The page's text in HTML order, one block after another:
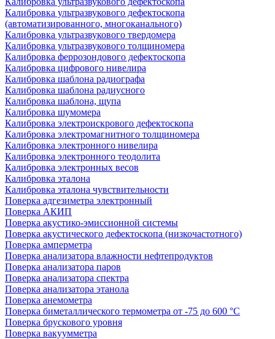
Калибровка ультразвукового дефектоскопа
(автоматизированного, многоканального)
Калибровка ультразвукового твердомера
Калибровка ультразвукового толщиномера
Калибровка феррозондового дефектоскопа
Калибровка цифрового нивелира
Калибровка шаблона радиографа
Калибровка шаблона радиусного
Калибровка шаблона, щупа
Калибровка шумомера
Калибровка электроискрового дефектоскопа
Калибровка электромагнитного толщиномера
Калибровка электронного нивелира
Калибровка электронного теодолита
Калибровка электронных весов
Калибровка эталона
Калибровка эталона чувствительности
Поверка адгезиметра электронный
Поверка АКИП
Поверка акустико-эмиссионной системы
Поверка акустического дефектоскопа (низкочастотного)
Поверка амперметра
Поверка анализатора влажности нефтепродуктов
Поверка анализатора паров
Поверка анализатора спектра
Поверка анализатора этанола
Поверка анемометра
Поверка биметаллического термометра от -75 до 600 °С
Поверка брускового уровня
Поверка вакуумметра